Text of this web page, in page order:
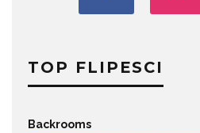
TOP FLIPESCI
Backrooms